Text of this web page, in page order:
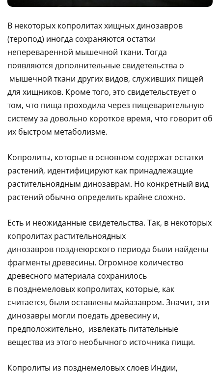
В некоторых копролитах хищных динозавров
(теропод) иногда сохраняются остатки
непереваренной мышечной ткани. Тогда
появляются дополнительные свидетельства о
мышечной ткани других видов, служивших пищей
для хищников. Кроме того, это свидетельствует о
том, что пища проходила через пищеварительную
систему за довольно короткое время, что говорит об
их быстром метаболизме.
Копролиты, которые в основном содержат остатки
растений, идентифицируют как принадлежащие
растительноядным динозаврам. Но конкретный вид
растений обычно определить крайне сложно.
Есть и неожиданные свидетельства. Так, в некоторых
копролитах растительноядных
динозавров позднеюрского периода были найдены
фрагменты древесины. Огромное количество
древесного материала сохранилось
в позднемеловых копролитах, которые, как
считается, были оставлены майазавром. Значит, эти
динозавры могли поедать древесину и,
предположительно, извлекать питательные
вещества из этого необычного источника пищи.
Копролиты из позднемеловых слоев Индии,